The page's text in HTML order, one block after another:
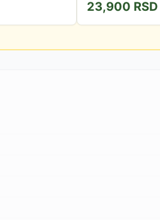
23,900 RSD